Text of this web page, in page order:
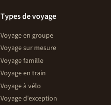
Types de voyage
Voyage en groupe
Voyage sur mesure
Voyage famille
Voyage en train
Voyage à vélo
Voyage d'exception